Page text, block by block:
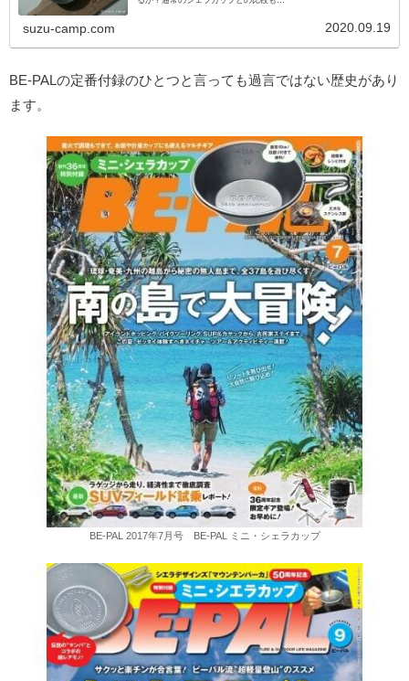
suzu-camp.com 2020.09.19
BE-PALの定番付録のひとつと言っても過言ではない歴史があり
ます。
BE-PAL 2017年7月号 BE-PAL ミニ・シェラカップ